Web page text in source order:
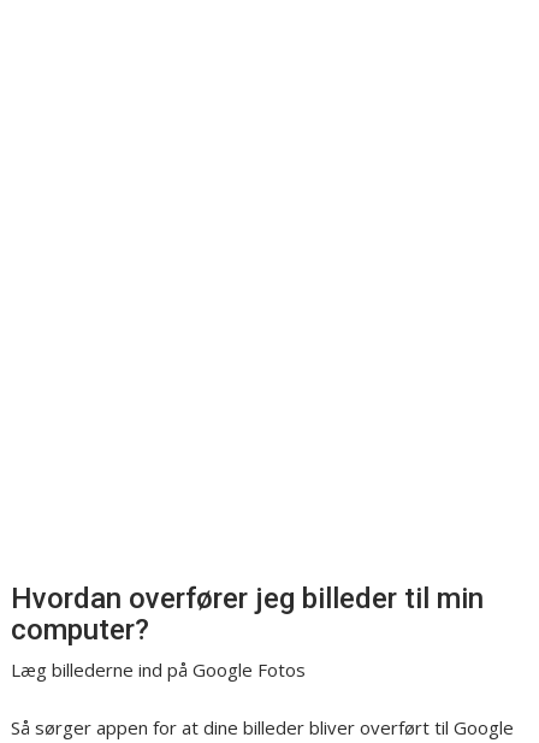
Hvordan overfører jeg billeder til min
computer?
Læg billederne ind på Google Fotos
Så sørger appen for at dine billeder bliver overført til Google